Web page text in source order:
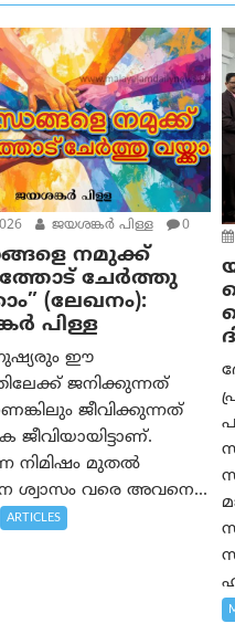
ജയശങ്കര്‍ പിള്ള 0
നമുക്ക്
ചേർത്തു
(ലേഖനം):
പിള്ള
ഈ
ജനിക്കുന്നത്
ജീവിക്കുന്നത്
ജീവിയായിട്ടാണ്.
നിമിഷം മുതൽ
ശ്വാസം വരെ അവനെ...
ARTICLES